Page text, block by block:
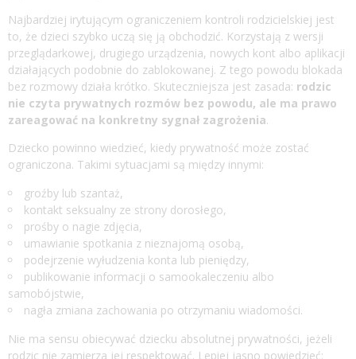
Najbardziej irytującym ograniczeniem kontroli rodzicielskiej jest
to, że dzieci szybko uczą się ją obchodzić. Korzystają z wersji
przeglądarkowej, drugiego urządzenia, nowych kont albo aplikacji
działających podobnie do zablokowanej. Z tego powodu blokada
bez rozmowy działa krótko. Skuteczniejsza jest zasada: rodzic
nie czyta prywatnych rozmów bez powodu, ale ma prawo
zareagować na konkretny sygnał zagrożenia.
Dziecko powinno wiedzieć, kiedy prywatność może zostać
ograniczona. Takimi sytuacjami są między innymi:
groźby lub szantaż,
kontakt seksualny ze strony dorosłego,
prośby o nagie zdjęcia,
umawianie spotkania z nieznajomą osobą,
podejrzenie wyłudzenia konta lub pieniędzy,
publikowanie informacji o samookaleczeniu albo
samobójstwie,
nagła zmiana zachowania po otrzymaniu wiadomości.
Nie ma sensu obiecywać dziecku absolutnej prywatności, jeżeli
rodzic nie zamierza jej respektować. Lepiej jasno powiedzieć: